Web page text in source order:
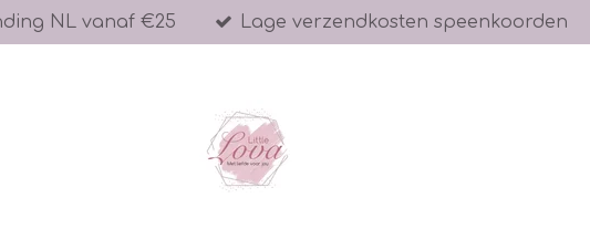
NL vanaf €25 Lage verzendkosten speenkoorden